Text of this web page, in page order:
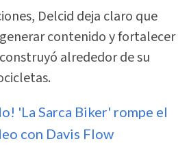
Delcid deja claro que
contenido y fortalecer
alrededor de su
'La Sarca Biker' rompe el
con Davis Flow